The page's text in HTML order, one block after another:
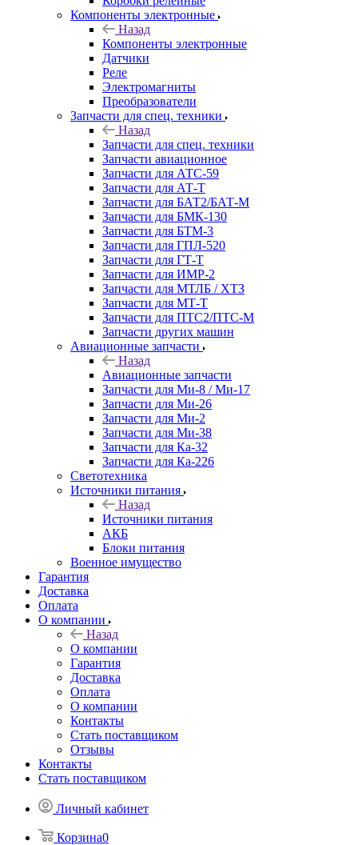
Компоненты электронные
Назад
Компоненты электронные
Датчики
Реле
Электромагниты
Преобразователи
Запчасти для спец. техники
Назад
Запчасти для спец. техники
Запчасти авиационное
Запчасти для АТС-59
Запчасти для АТ-Т
Запчасти для БАТ2/БАТ-М
Запчасти для БМК-130
Запчасти для БТМ-3
Запчасти для ГПЛ-520
Запчасти для ГТ-Т
Запчасти для ИМР-2
Запчасти для МТЛБ / ХТЗ
Запчасти для МТ-Т
Запчасти для ПТС2/ПТС-М
Запчасти других машин
Авиационные запчасти
Назад
Авиационные запчасти
Запчасти для Ми-8 / Ми-17
Запчасти для Ми-26
Запчасти для Ми-2
Запчасти для Ми-38
Запчасти для Ка-32
Запчасти для Ка-226
Светотехника
Источники питания
Назад
Источники питания
АКБ
Блоки питания
Военное имущество
Гарантия
Доставка
Оплата
О компании
Назад
О компании
Гарантия
Доставка
Оплата
О компании
Контакты
Стать поставщиком
Отзывы
Контакты
Стать поставщиком
Личный кабинет
Корзина0